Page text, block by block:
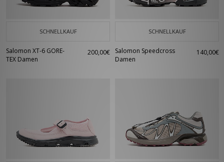
SCHNELLKAUF
Salomon XT-6 GORE-
TEX Damen
200,00€
SCHNELLKAUF
Salomon Speedcross
Damen
140,00€